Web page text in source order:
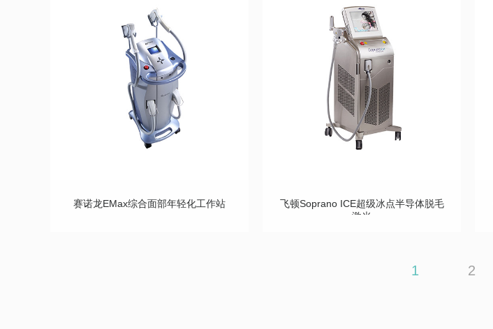
赛诺龙eMax综合面部年轻化工作站
飞顿Soprano ICE超级冰点半导体脱毛
激光
1 2